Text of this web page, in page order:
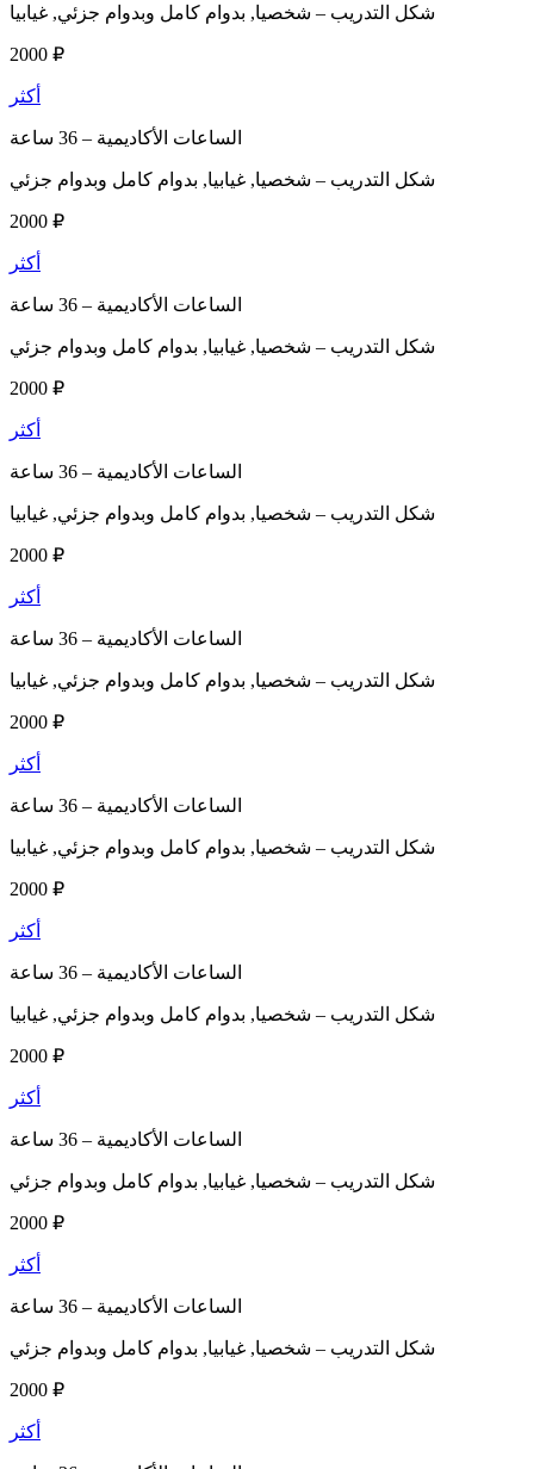
شكل التدريب – شخصيا, بدوام كامل وبدوام جزئي, غيابيا
2000 ₽
أكثر
الساعات الأكاديمية –
شكل التدريب – شخصيا, غيابيا, بدوام كامل وبدوام جزئي
2000 ₽
أكثر
الساعات الأكاديمية –
شكل التدريب – شخصيا, غيابيا, بدوام كامل وبدوام جزئي
2000 ₽
أكثر
الساعات الأكاديمية –
شكل التدريب – شخصيا, بدوام كامل وبدوام جزئي, غيابيا
2000 ₽
أكثر
الساعات الأكاديمية –
شكل التدريب – شخصيا, بدوام كامل وبدوام جزئي, غيابيا
2000 ₽
أكثر
الساعات الأكاديمية –
شكل التدريب – شخصيا, بدوام كامل وبدوام جزئي, غيابيا
2000 ₽
أكثر
الساعات الأكاديمية –
شكل التدريب – شخصيا, بدوام كامل وبدوام جزئي, غيابيا
2000 ₽
أكثر
الساعات الأكاديمية –
شكل التدريب – شخصيا, غيابيا, بدوام كامل وبدوام جزئي
2000 ₽
أكثر
الساعات الأكاديمية –
شكل التدريب – شخصيا, غيابيا, بدوام كامل وبدوام جزئي
2000 ₽
أكثر